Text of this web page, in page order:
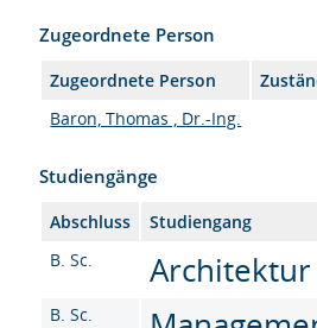
Zugeordnete Person
Zugeordnete Person
Baron, Thomas , Dr.-Ing.
Studiengänge
Abschluss
Studiengang
B. Sc.
Architektur
B. Sc.